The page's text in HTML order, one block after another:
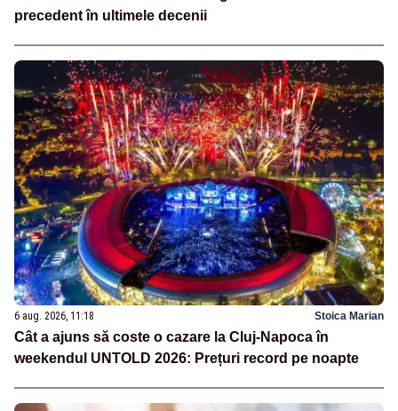
precedent în ultimele decenii
6 aug. 2026, 11:18 Stoica Marian
Cât a ajuns să coste o cazare la Cluj-Napoca în
weekendul UNTOLD 2026: Prețuri record pe noapte